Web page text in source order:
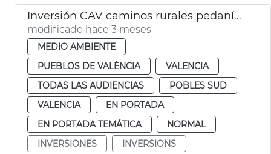
Inversión CAV caminos rurales pedanías dana València
modificado hace 3 meses
MEDIO AMBIENTE
PUEBLOS DE VALÈNCIA
VALENCIA
TODAS LAS AUDIENCIAS
POBLES SUD
VALENCIA
EN PORTADA
EN PORTADA TEMÁTICA
NORMAL
INVERSIONES
INVERSIONS